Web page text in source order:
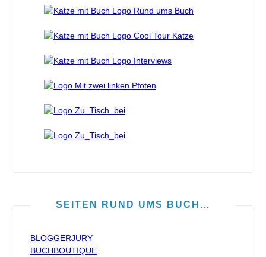
SEITEN RUND UMS BUCH…
BLOGGERJURY
BUCHBOUTIQUE